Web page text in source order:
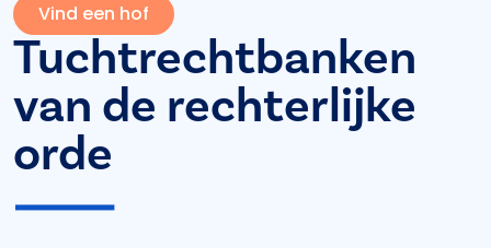
Vind een hof
Tuchtrechtbanken
van de rechterlijke
orde